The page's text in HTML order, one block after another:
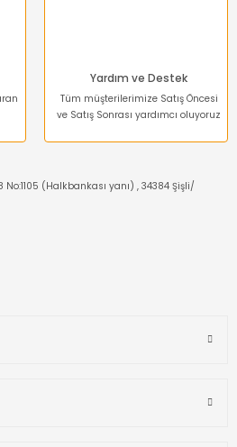
Yardım ve Destek
Tüm müşterilerimize Satış Öncesi
ve Satış Sonrası yardımcı oluyoruz
No:1105 (Halkbankası yanı) , 34384 Şişli/